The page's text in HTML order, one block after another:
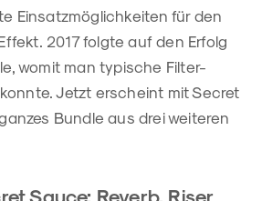
Einsatzmöglichkeiten für den
2017 folgte auf den Erfolg
womit man typische Filter-
Jetzt erscheint mit Secret
Bundle aus drei weiteren
Sauce: Reverb, Riser